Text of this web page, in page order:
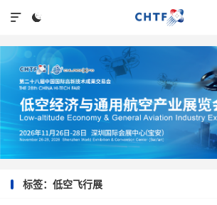


标签：低空飞行展